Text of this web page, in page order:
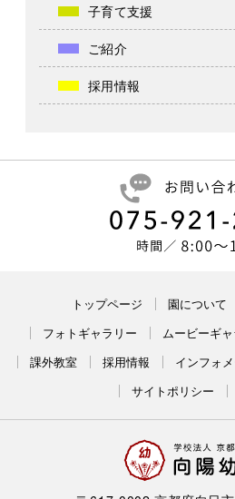
子育て支援
ご紹介
採用情報
トップページ 園について
フォトギャラリー
ムービーギ
課外教室
採用情報 インフォ
サイトポリシー